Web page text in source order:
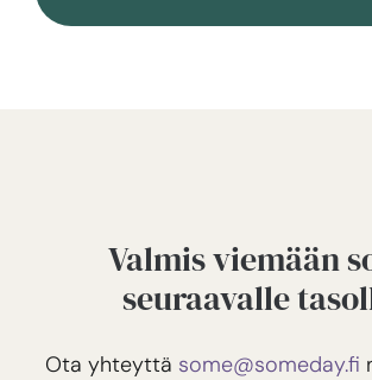
Valmis viemään
seuraavalle
Ota yhteyttä some@someday.fi